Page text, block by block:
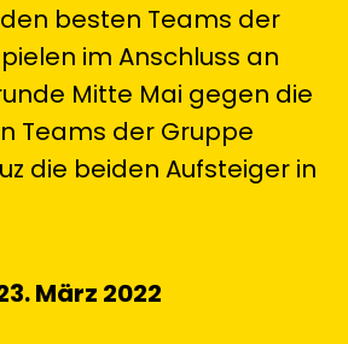
besten Teams der
im Anschluss an
Mitte Mai gegen die
Teams der Gruppe
die beiden Aufsteiger in
März 2022